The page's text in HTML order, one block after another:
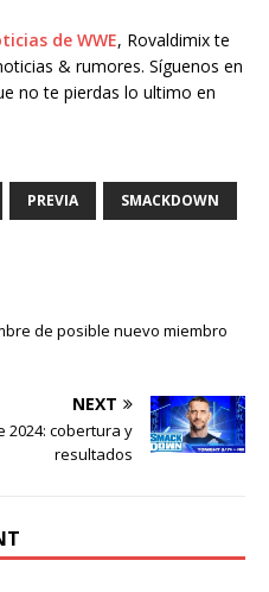
de WWE, Rovaldimix te
& rumores. Síguenos en
no te pierdas lo ultimo en
PREVIA SMACKDOWN
de posible nuevo miembro
NEXT
2024: cobertura y
resultados